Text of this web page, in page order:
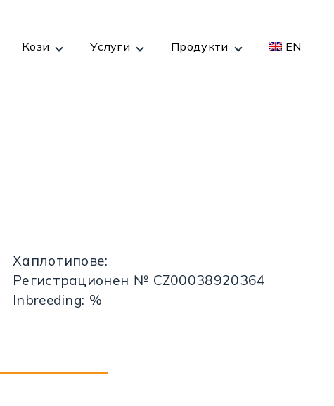
Кози Услуги Продукти EN
Хаплотипове:
Регистрационен № CZ00038920364
Inbreeding: %